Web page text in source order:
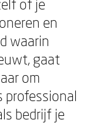
of je
en
waarin
gaat
om
professional
bedrijf je